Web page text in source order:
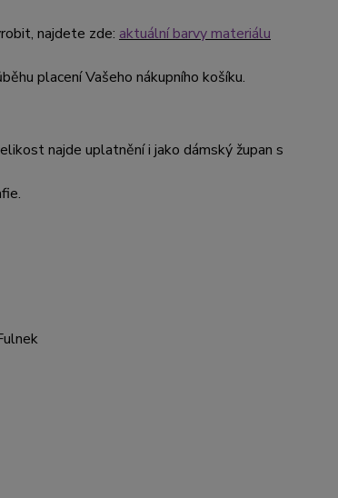
najdete zde: aktuální barvy materiálu
placení Vašeho nákupního košíku.
najde uplatnění i jako dámský župan s